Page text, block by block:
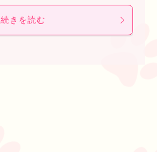
続きを読む